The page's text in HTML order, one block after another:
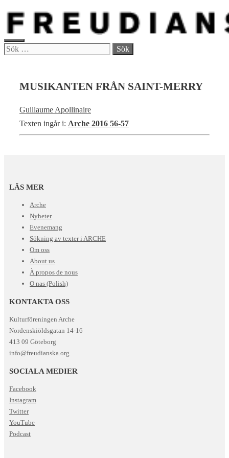
Hoppa
innehåll
MENY
Sök
MUSIKANTEN FRÅN SAINT-MERRY
Guillaume Apollinaire
Texten ingår i: Arche 2016 56-57
LÄS MER
Arche
Nyheter
Evenemang
Sökning av texter i ARCHE
Om oss
About us
À propos de nous
O nas (Polish)
KONTAKTA OSS
Kulturföreningen Arche
Nordenskiöldsgatan 14-16
413 09 Göteborg
info@freudianska.org
SOCIALA MEDIER
Facebook
Instagram
Twitter
YouTube
Podcast